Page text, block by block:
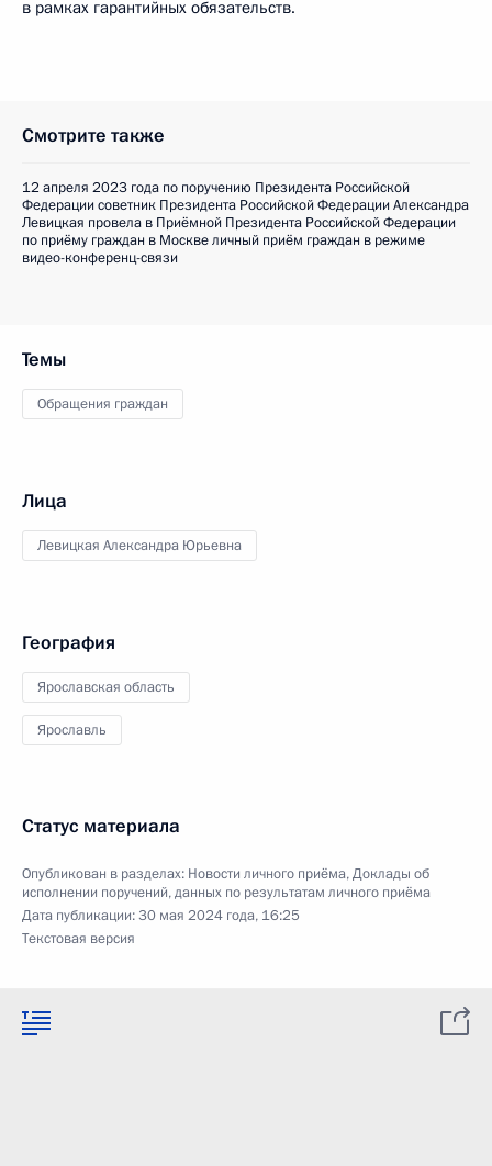
в рамках гарантийных обязательств.
Смотрите также
12 апреля 2023 года по поручению Президента Российской
Федерации советник Президента Российской Федерации Александра
Левицкая провела в Приёмной Президента Российской Федерации
по приёму граждан в Москве личный приём граждан в режиме
видео-конференц-связи
Темы
Обращения граждан
Лица
Левицкая Александра Юрьевна
География
Ярославская область
Ярославль
Статус материала
Опубликован в разделах: Новости личного приёма,Доклады об
исполнении поручений, данных по результатам личного приёма
Дата публикации:30 мая 2024 года, 16:25
Текстовая версия